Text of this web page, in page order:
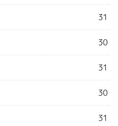
31
30
31
30
31